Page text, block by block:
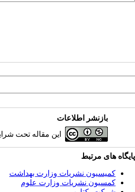
بازنشر اطلاعات
این مقاله تحت
پایگاه های مرتبط
کمیسیون نشریات وزارت بهداشت
کمسیون نشریات وزارت علوم